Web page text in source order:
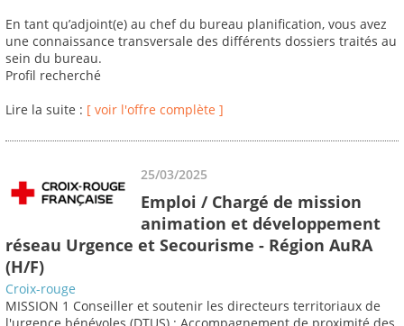
En tant qu’adjoint(e) au chef du bureau planification, vous avez
une connaissance transversale des différents dossiers traités au
sein du bureau.
Profil recherché
Lire la suite : [ voir l'offre complète ]
25/03/2025
Emploi / Chargé de mission
animation et développement
réseau Urgence et Secourisme - Région AuRA
(H/F)
Croix-rouge
MISSION 1 Conseiller et soutenir les directeurs territoriaux de